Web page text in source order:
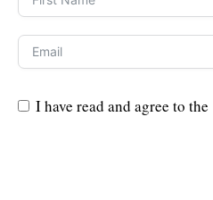
I have read and agree to the